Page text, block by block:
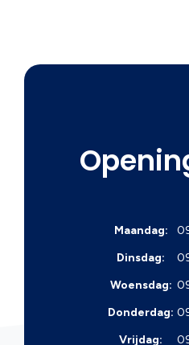
Maandag:
Dinsdag:
Woensdag:
Donderdag:
Vrijdag: